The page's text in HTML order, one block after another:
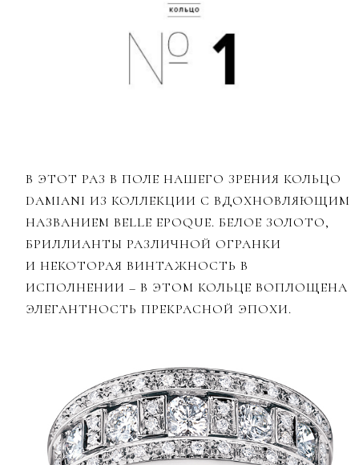
В ЭТОТ РАЗ В ПОЛЕ НАШЕГО ЗРЕНИЯ КОЛЬЦО
DAMIANI ИЗ КОЛЛЕКЦИИ С ВДОХНОВЛЯЮЩИМ
НАЗВАНИЕМ BELLE EPOQUE. БЕЛОЕ ЗОЛОТО,
БРИЛЛИАНТЫ РАЗЛИЧНОЙ ОГРАНКИ
И НЕКОТОРАЯ ВИНТАЖНОСТЬ В
ИСПОЛНЕНИИ – В ЭТОМ КОЛЬЦЕ ВОПЛОЩЕНА
ЭЛЕГАНТНОСТЬ ПРЕКРАСНОЙ ЭПОХИ.